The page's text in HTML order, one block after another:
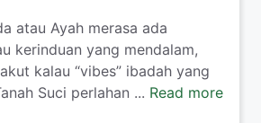
atau Ayah merasa ada
kerinduan yang mendalam,
kalau “vibes” ibadah yang
Suci perlahan ... Read more